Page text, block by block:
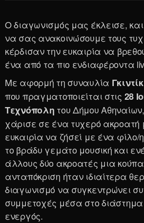
Ο διαγωνισμός μας έκλεισε, και
να σας ανακοινώσουμε τους
κέρδισαν την ευκαιρία να
ένα από τα πιο ενδιαφέροντα
Με αφορμή τη συναυλία
που πραγματοποιείται στις 28
Τεχνόπολη του Δήμου
χάρισε σε ένα τυχερό ακροατή
ευκαιρία να ζήσεί με ένα
το βράδυ γεμάτο μουσική και
άλλους δύο ακροατές μια
ανταπόκριση ήταν ιδιαίτερα
διαγωνισμό να συγκεντρώνει
συμμετοχές μέσα στο
ενεργός.